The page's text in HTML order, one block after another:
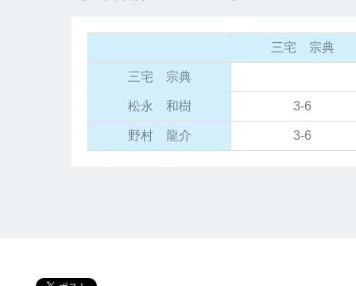
三宅 宗典
三宅 宗典
松永 和樹 3-6
野村 龍介 3-6